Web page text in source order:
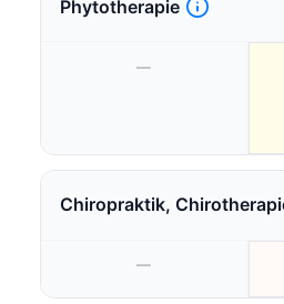
Phytotherapie
—
Chiropraktik,
—